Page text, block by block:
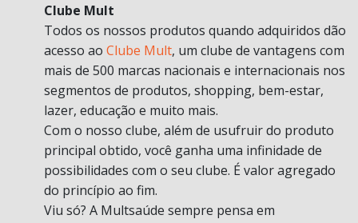
Clube Mult
Todos os nossos produtos quando adquiridos dão
acesso ao Clube Mult, um clube de vantagens com
mais de 500 marcas nacionais e internacionais nos
segmentos de produtos, shopping, bem-estar,
lazer, educação e muito mais.
Com o nosso clube, além de usufruir do produto
principal obtido, você ganha uma infinidade de
possibilidades com o seu clube. É valor agregado
do princípio ao fim.
Viu só? A Multsaúde sempre pensa em